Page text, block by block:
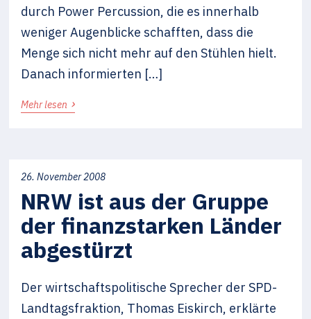
durch Power Percussion, die es innerhalb
weniger Augenblicke schafften, dass die
Menge sich nicht mehr auf den Stühlen hielt.
Danach informierten […]
Mehr lesen ›
26. November 2008
NRW ist aus der Gruppe
der finanzstarken Länder
abgestürzt
Der wirtschaftspolitische Sprecher der SPD-
Landtagsfraktion, Thomas Eiskirch, erklärte